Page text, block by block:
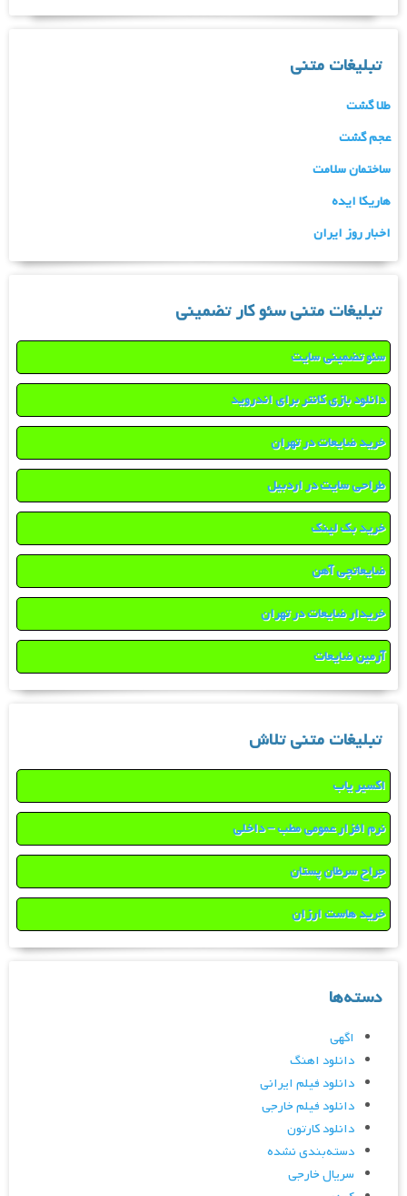
تبلیغات متنی
طلا گشت
عجم گشت
ساختمان سلامت
هاریکا ایده
اخبار روز ایران
تبلیغات متنی سئو کار تضمینی
سئو تضمینی سایت
دانلود بازی کانتر برای اندروید
خرید ضایعات در تهران
طراحی سایت در اردبیل
خرید بک لینک
ضایعاتچی آهن
خریدار ضایعات در تهران
آرمین ضایعات
تبلیغات متنی تلاش
اکسیر یاب
نرم افزار عمومی مطب – داخلی
جراح سرطان پستان
خرید هاست ارزان
دسته‌ها
اگهی
دانلود اهنگ
دانلود فیلم ایرانی
دانلود فیلم خارجی
دانلود کارتون
دسته‌بندی نشده
سریال خارجی